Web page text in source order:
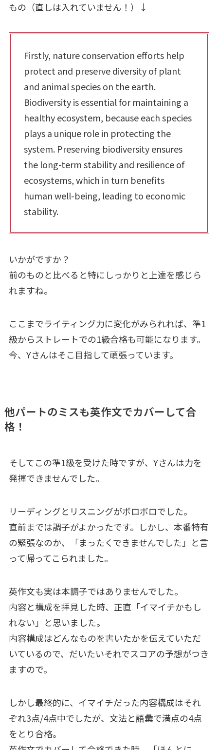
もの（直しは入れていません！）↓
Firstly, nature conservation efforts help
protect and preserve diversity of plant
and animal species on the earth.
Biodiversity is essential for maintaining a
healthy ecosystem, because each species
plays a unique role in protecting the
system. Preserving biodiversity ensures
the long-term stability and resilience of
ecosystems, which in turn benefits
human well-being, leading to economic
stability.
いかがですか？
前のものと比べると特にしっかりと上達を感じら
れますね。
ここまでライティング力に変化がみられれば、準1
級からストレートでの1級合格も可能になります。
今、Yさんはそこ目指して頑張っています。
他パートのミスも英作文でカバーして合
格！
そしてこの準1級を受けた時ですが、Yさんは力を
発揮できませんでした。
リーディングとリスニングがボロボロでした。
直前までは調子がよかったです。しかし、本番特有
の緊張なのか、「まったくできませんでした」と言
って帰ってこられました。
英作文も実は本調子ではありませんでした。
内容と構成を拝見した時、正直「イマイチかもし
れない」と思いました。
内容構成はどんなものを書いたかを伝えていただ
いているので、だいたいそれでスコアの予想がつき
ますので。
しかし最終的に、イマイチだった内容構成はそれ
ぞれ3点/4点中でしたが、文法と語彙で満点の4点
をとり合格。